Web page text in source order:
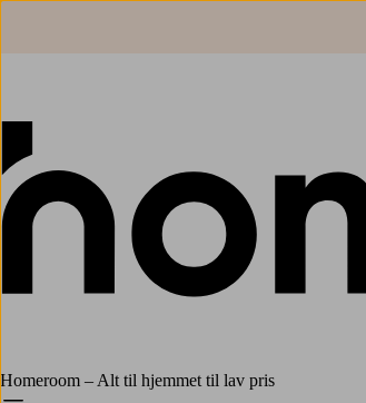
Homeroom – Alt til hjemmet til lav pris